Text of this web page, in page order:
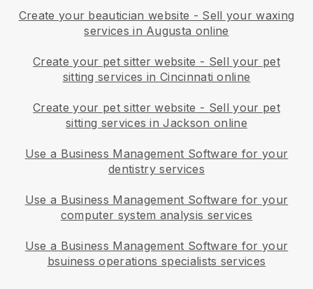
Create your beautician website - Sell your waxing
services in Augusta online
Create your pet sitter website - Sell your pet
sitting services in Cincinnati online
Create your pet sitter website - Sell your pet
sitting services in Jackson online
Use a Business Management Software for your
dentistry services
Use a Business Management Software for your
computer system analysis services
Use a Business Management Software for your
bsuiness operations specialists services